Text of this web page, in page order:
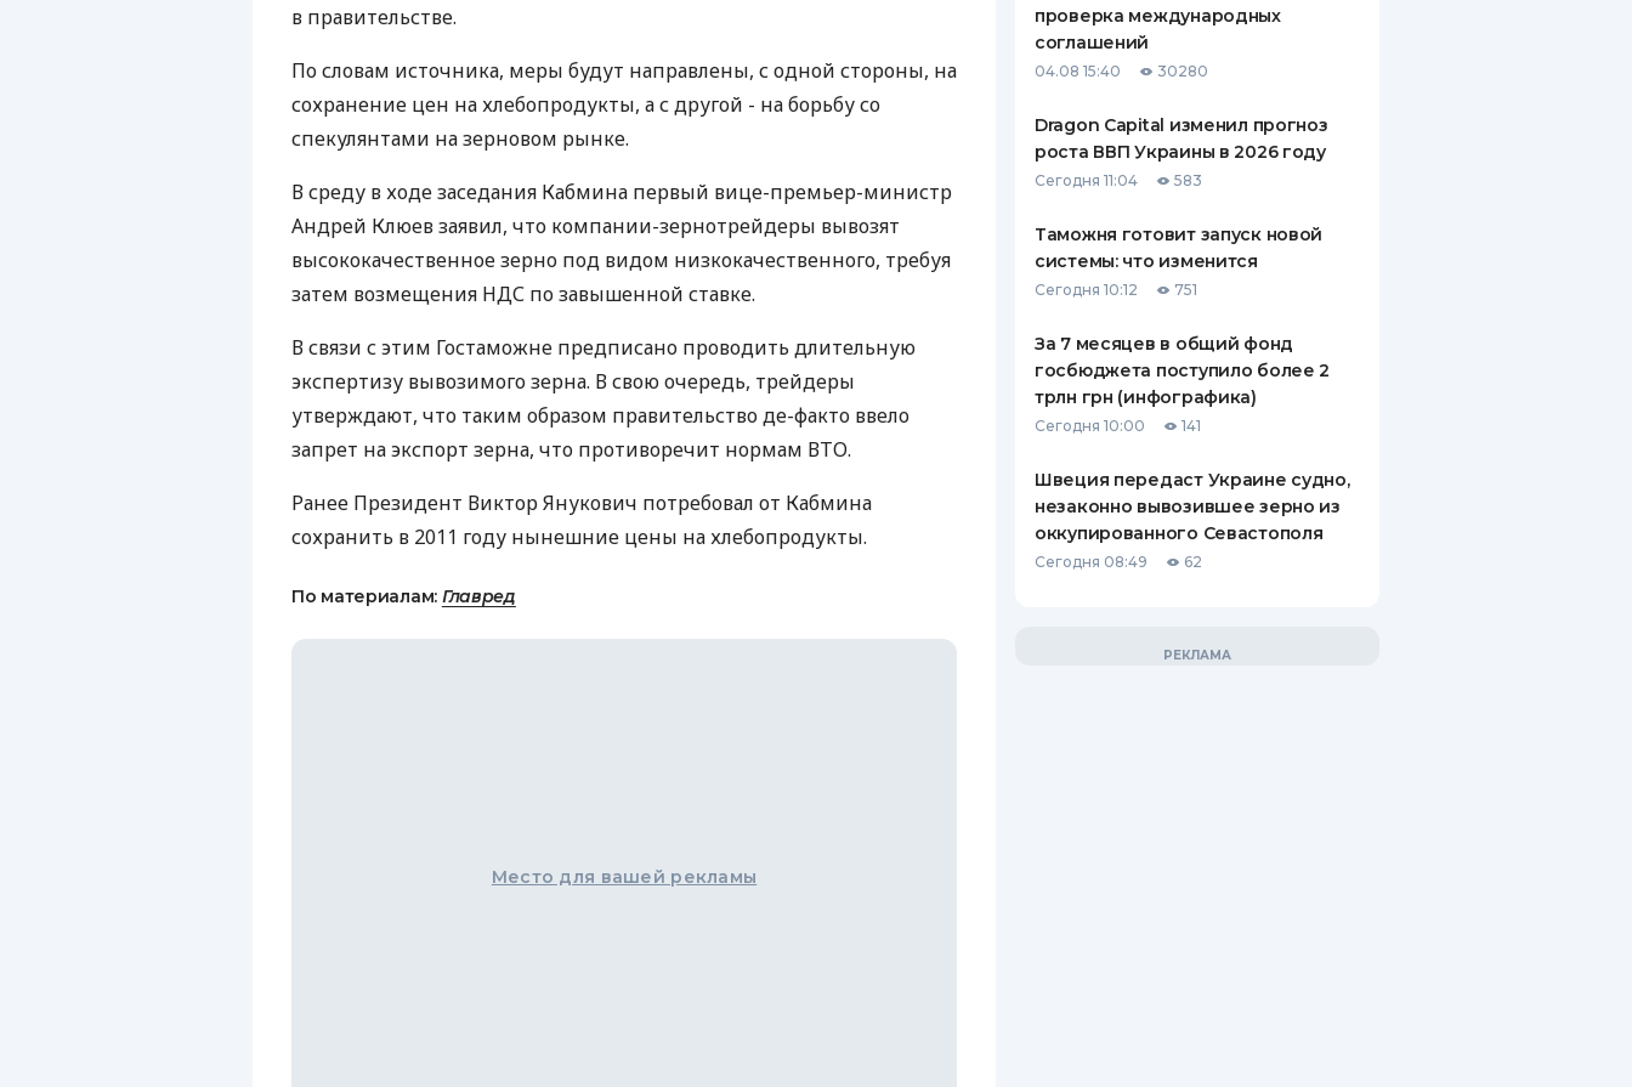
КЕШБЭКА
ПУТЕВОДИТЕЛИ ПО
ПУТЕВОДИТЕЛИ ПО
СТРАХОВЫЕ КОМПАНИИ
КОМПАНИЯХ
в правительстве.
По словам источника, меры будут направлены, с одной стороны, на
сохранение цен на хлебопродукты, а с другой - на борьбу со
спекулянтами на зерновом рынке.
В среду в ходе заседания Кабмина первый вице-премьер-министр
Андрей Клюев заявил, что компании-зернотрейдеры вывозят
высококачественное зерно под видом низкокачественного, требуя
затем возмещения НДС по завышенной ставке.
В связи с этим Гостаможне предписано проводить длительную
экспертизу вывозимого зерна. В свою очередь, трейдеры
утверждают, что таким образом правительство де-факто ввело
запрет на экспорт зерна, что противоречит нормам ВТО.
Ранее Президент Виктор Янукович потребовал от Кабмина
сохранить в 2011 году нынешние цены на хлебопродукты.
По материалам: Главред
Место для вашей рекламы
проверка международных
соглашений
04.08 15:40 30280
Dragon Capital изменил прогноз
роста ВВП Украины в 2026 году
Сегодня 11:04 583
Таможня готовит запуск новой
системы: что изменится
Сегодня 10:12 751
За 7 месяцев в общий фонд
госбюджета поступило более 2
трлн грн (инфографика)
Сегодня 10:00 141
Швеция передаст Украине судно,
незаконно вывозившее зерно из
оккупированного Севастополя
Сегодня 08:49 62